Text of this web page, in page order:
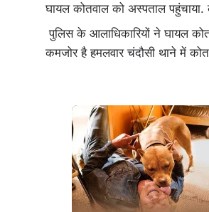
घायल कोतवाल को अस्पताल
पुलिस के आलाधिकारियों ने घायल
कमजोर है हमलवार चंदौसी थाने में